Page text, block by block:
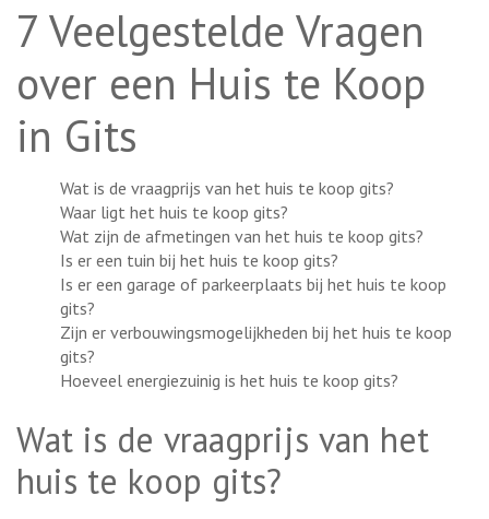
7 Veelgestelde Vragen
over een Huis te Koop
in Gits
Wat is de vraagprijs van het huis te koop gits?
Waar ligt het huis te koop gits?
Wat zijn de afmetingen van het huis te koop gits?
Is er een tuin bij het huis te koop gits?
Is er een garage of parkeerplaats bij het huis te koop
gits?
Zijn er verbouwingsmogelijkheden bij het huis te koop
gits?
Hoeveel energiezuinig is het huis te koop gits?
Wat is de vraagprijs van het
huis te koop gits?